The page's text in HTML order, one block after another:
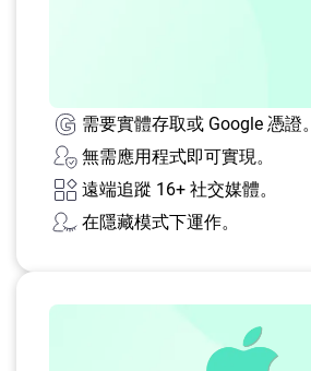
需要實體存取或 Google 憑證。
無需應用程式即可實現。
遠端追蹤 16+ 社交媒體。
在隱藏模式下運作。